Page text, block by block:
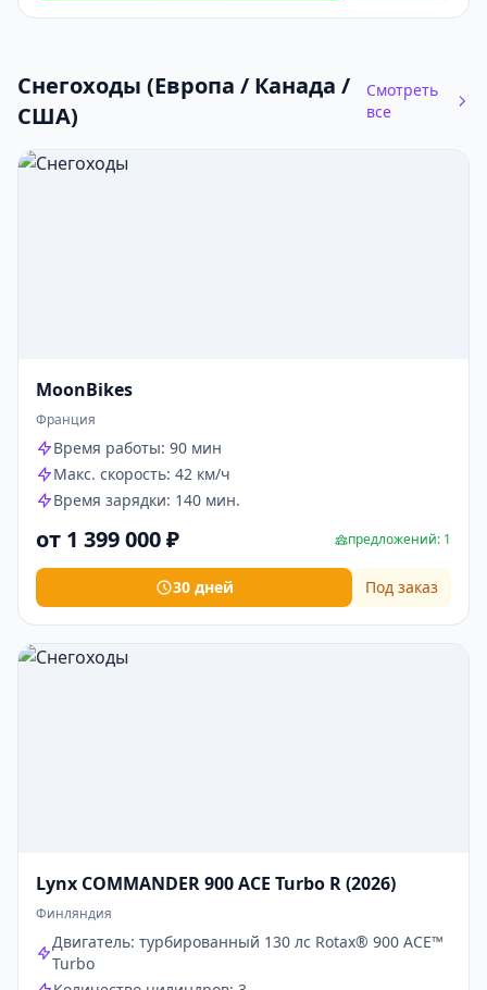
Снегоходы (Европа / Канада /
США)
Смотреть
все
MoonBikes
Франция
Время работы: 90 мин
Макс. скорость: 42 км/ч
Время зарядки: 140 мин.
от 1 399 000 ₽ предложений: 1
30 дней Под заказ
Lynx COMMANDER 900 ACE Turbo R (2026)
Финляндия
Двигатель: турбированный 130 лс Rotax® 900 ACE™
Turbo